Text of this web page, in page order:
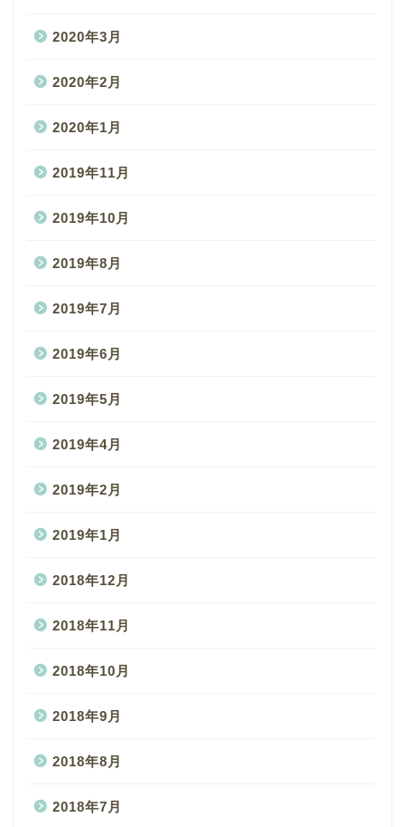
2020年3月
2020年2月
2020年1月
2019年11月
2019年10月
2019年8月
2019年7月
2019年6月
2019年5月
2019年4月
2019年2月
2019年1月
2018年12月
2018年11月
2018年10月
2018年9月
2018年8月
2018年7月